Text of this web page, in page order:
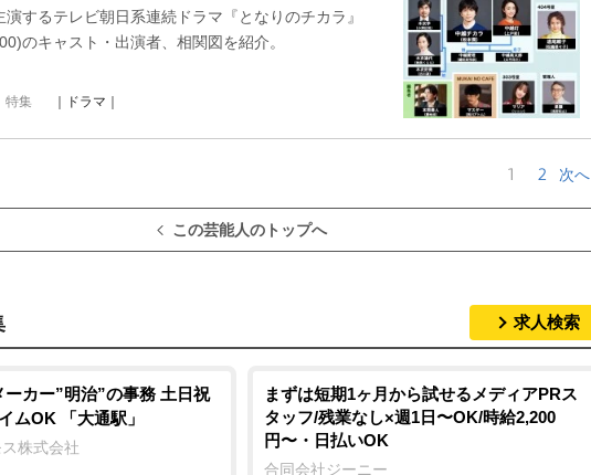
演するテレビ朝日系連続ドラマ『となりのチカラ』
のキャスト・出演者、相関図を紹介。
特集 ｜ドラマ｜
1 2 次へ
この芸能人のトップへ
求人検索
ーカー”明治”の事務 土日祝
ムOK 「大通駅」
株式会社
まずは短期1ヶ月から試せるメディアPRス
タッフ/残業なし×週1日〜OK/時給2,200
円〜・日払いOK
合同会社ジーニー